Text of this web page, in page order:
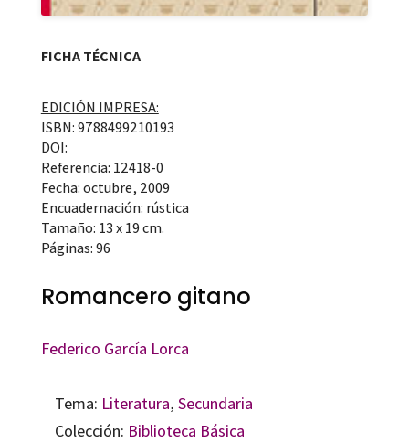
FICHA TÉCNICA
EDICIÓN IMPRESA:
ISBN: 9788499210193
DOI:
Referencia: 12418-0
Fecha: octubre, 2009
Encuadernación: rústica
Tamaño: 13 x 19 cm.
Páginas: 96
Romancero gitano
Federico García Lorca
Tema: Literatura, Secundaria
Colección: Biblioteca Básica